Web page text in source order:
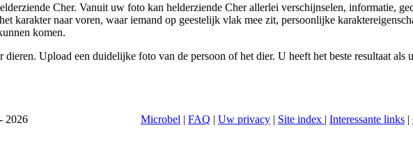
Cher. Vanuit uw foto kan helderziende Cher allerlei verschijnselen, informatie,
karakter naar voren, waar iemand op geestelijk vlak mee zit, persoonlijke
komen.
Upload een duidelijke foto van de persoon of het dier. U heeft het beste resultaat als
2026
Microbel | FAQ | Uw privacy | Site index | Interessante links |